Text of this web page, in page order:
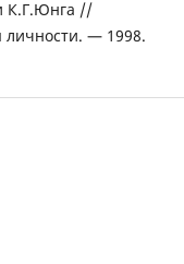
К.Г.Юнга //
личности. — 1998.